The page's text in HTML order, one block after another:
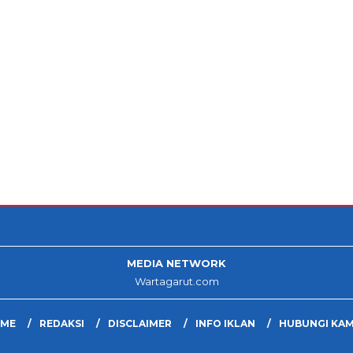
MEDIA NETWORK
Wartagarut.com
REDAKSI DISCLAIMER INFO IKLAN HUBUNGI